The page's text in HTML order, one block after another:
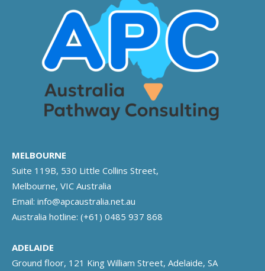
MELBOURNE
Suite 119B, 530 Little Collins Street,
Melbourne, VIC Australia
Email: info@apcaustralia.net.au
Australia hotline: (+61) 0485 937 868
ADELAIDE
Ground floor, 121 King William Street, Adelaide, SA